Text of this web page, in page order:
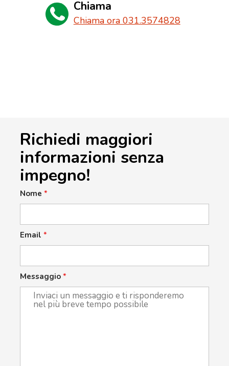
Chiama
Chiama ora 031.3574828
Richiedi maggiori
informazioni senza
impegno!
Nome *
Email *
Messaggio *